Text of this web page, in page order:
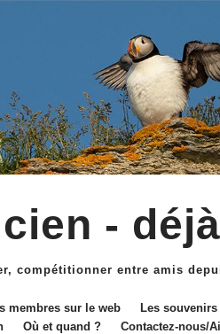
-
compétitionner entre amis
membres sur le web Les
Où et quand ? Contactez-nous/